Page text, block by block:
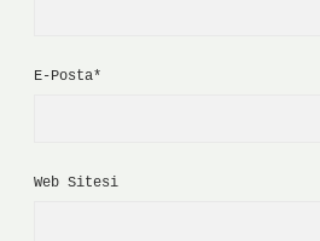
E-Posta*
Web Sitesi